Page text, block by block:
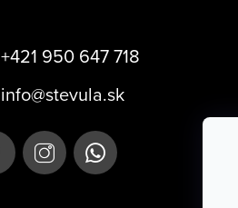
+421 950 647 718
info@stevula.sk